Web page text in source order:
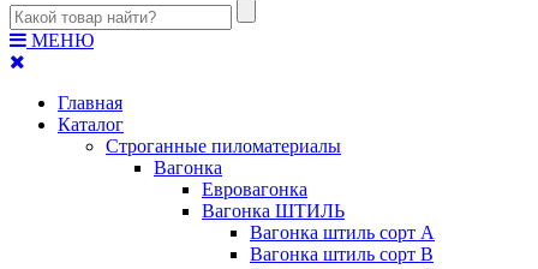
МЕНЮ
Главная
Каталог
Строганные пиломатериалы
Вагонка
Евровагонка
Вагонка ШТИЛЬ
Вагонка штиль сорт А
Вагонка штиль сорт В